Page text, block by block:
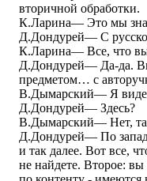
вторичной обработки.
К.Ларина― Это мы
Д.Дондурей― С
К.Ларина― Все, что
Д.Дондурей― Да-да.
предметом… с
В.Дымарский― Я
Д.Дондурей― Здесь?
В.Дымарский― Нет,
Д.Дондурей― По
и так далее. Вот все,
не найдете. Второе: